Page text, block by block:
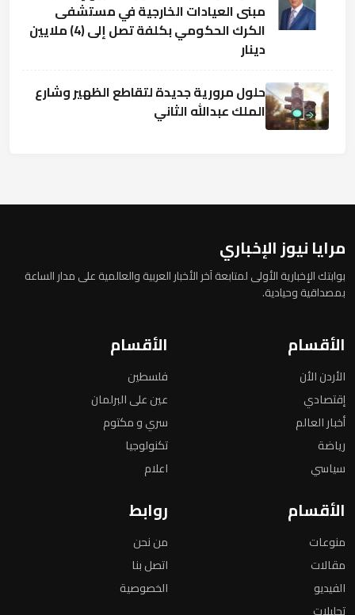
مبنى العيادات الخارجية في مستشفى
الكرك الحكومي بكلفة تصل إلى (4) ملايين
دينار
حلول مرورية جديدة لتقاطع الظهير وشارع
الملك عبدالله الثاني
مرايا نيوز الإخباري
بوابتك الإخبارية الأولى لمتابعة آخر الأخبار العربية والعالمية على مدار الساعة
بمصداقية وحيادية.
الأقسام
الأردن الأن
إقتصادي
أخبار العالم
رياضة
سياسي
الأقسام
فلسطين
عين على البرلمان
سري و مكتوم
تكنولوجيا
اعلام
الأقسام
منوعات
مقالات
الفيديو
روابط
من نحن
اتصل بنا
الخصوصية